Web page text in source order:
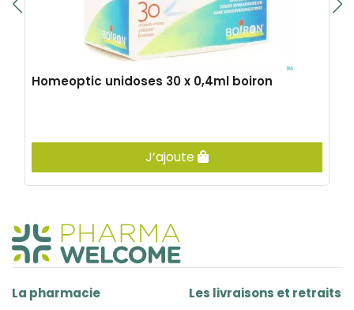
Homeoptic unidoses 30 x 0,4ml boiron
J’ajoute
La pharmacie Les livraisons et retraits